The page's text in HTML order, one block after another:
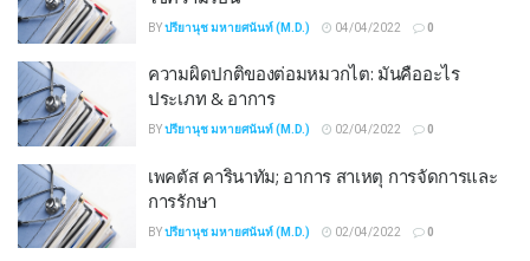
BYปรียานุช มหายศนันท์ (M.D.) 04/04/2022 0
ความผิดปกติของต่อมหมวกไต: มันคืออะไร
ประเภท & อาการ
BYปรียานุช มหายศนันท์ (M.D.) 02/04/2022 0
เพคตัส คารินาทัม; อาการ สาเหตุ การจัดการและ
การรักษา
BYปรียานุช มหายศนันท์ (M.D.) 02/04/2022 0